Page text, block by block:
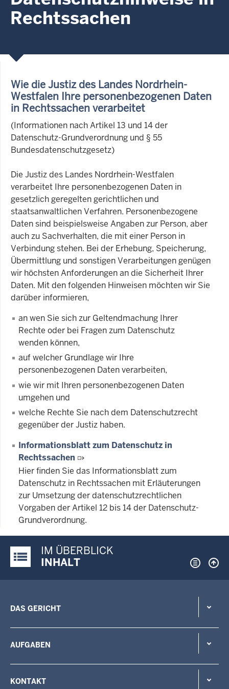
Rechtssachen
Wie die Justiz des Landes Nordrhein-
Westfalen Ihre personenbezogenen Daten
in Rechtssachen verarbeitet
(Informationen nach Artikel 13 und 14 der
Datenschutz-Grundverordnung und § 55
Bundesdatenschutzgesetz)
Die Justiz des Landes Nordrhein-Westfalen
verarbeitet Ihre personenbezogenen Daten in
gesetzlich geregelten gerichtlichen und
staatsanwaltlichen Verfahren. Personenbezogene
Daten sind beispielsweise Angaben zur Person, aber
auch zu Sachverhalten, die mit einer Person in
Verbindung stehen. Bei der Erhebung, Speicherung,
Übermittlung und sonstigen Verarbeitungen genügen
wir höchsten Anforderungen an die Sicherheit Ihrer
Daten. Mit den folgenden Hinweisen möchten wir Sie
darüber informieren,
an wen Sie sich zur Geltendmachung Ihrer
Rechte oder bei Fragen zum Datenschutz
wenden können,
auf welcher Grundlage wir Ihre
personenbezogenen Daten verarbeiten,
wie wir mit Ihren personenbezogenen Daten
umgehen und
welche Rechte Sie nach dem Datenschutzrecht
gegenüber der Justiz haben.
Informationsblatt zum Datenschutz in
Rechtssachen
Hier finden Sie das Informationsblatt zum
Datenschutz in Rechtssachen mit Erläuterungen
zur Umsetzung der datenschutzrechtlichen
Vorgaben der Artikel 12 bis 14 der Datenschutz-
Grundverordnung.
Justiz-Portal im Überblick:
IM ÜBERBLICK
INHALT
DAS GERICHT
AUFGABEN
KONTAKT